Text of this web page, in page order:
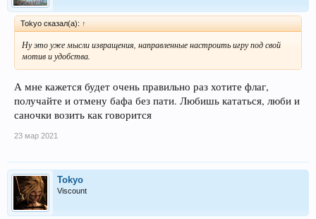
Tokyo сказал(а): ↑
Ну это уже мысли извращения, направленные настроить игру под свой
мотив и удобства.
А мне кажется будет очень правильно раз хотите флаг,
получайте и отмену бафа без пати. Любишь кататься, люби и
саночки возить как говорится
23 мар 2021
Tokyo
Viscount